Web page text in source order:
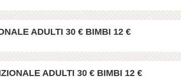
ADULTI 30 € BIMBI 12 €
ADULTI 30 € BIMBI 12 €